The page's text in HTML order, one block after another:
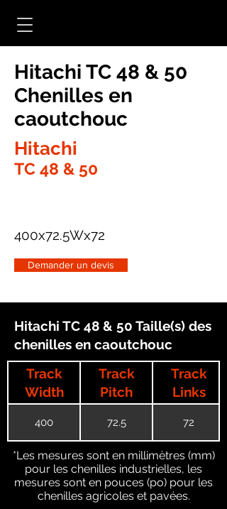
Hitachi TC 48 & 50
Chenilles en
caoutchouc
Hitachi
TC 48 & 50
400x72.5Wx72
Demander un devis
Hitachi TC 48 & 50 Taille(s) des
chenilles en caoutchouc
Track
Width
Track
Pitch
Track
Links
400 72.5 72
*Les mesures sont en millimètres (mm)
pour les chenilles industrielles, les
mesures sont en pouces (po) pour les
chenilles agricoles et pavées.